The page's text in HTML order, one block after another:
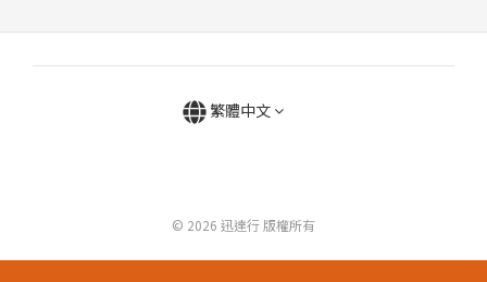
繁體中文
© 2026 迅達行 版權所有